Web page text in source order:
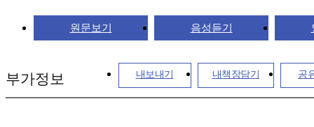
원문보기 음성듣기
내보내기 내책장담기 공
부가정보